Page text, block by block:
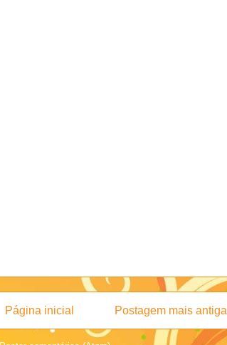
Postagem mais antiga
Página inicial